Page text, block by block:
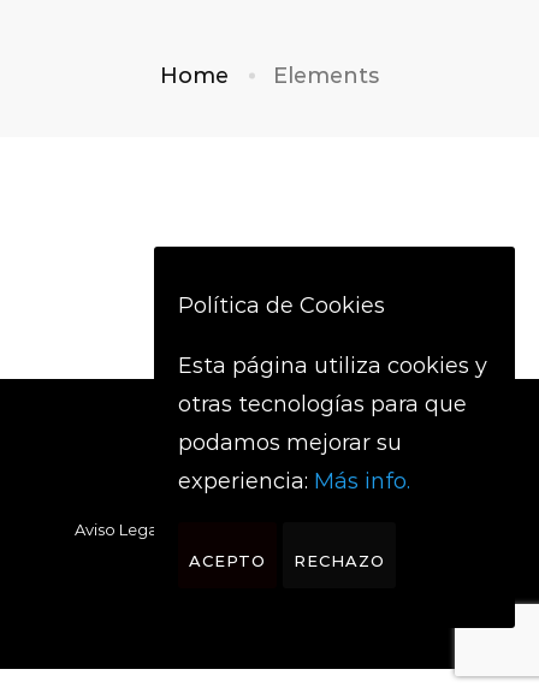
Home Elements
Aviso Legal
Política de Cookies
Esta página utiliza cookies y
otras tecnologías para que
podamos mejorar su
experiencia: Más info.
ACEPTO RECHAZO